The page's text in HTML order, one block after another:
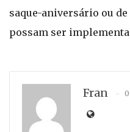
saque-aniversário ou
possam ser
Fran